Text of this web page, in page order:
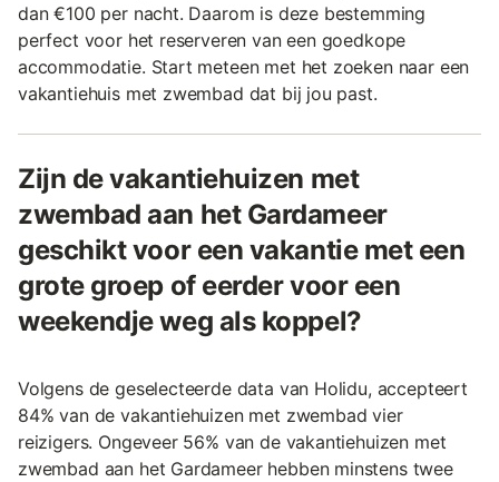
dan €100 per nacht. Daarom is deze bestemming
perfect voor het reserveren van een goedkope
accommodatie. Start meteen met het zoeken naar een
vakantiehuis met zwembad dat bij jou past.
Zijn de vakantiehuizen met
zwembad aan het Gardameer
geschikt voor een vakantie met een
grote groep of eerder voor een
weekendje weg als koppel?
Volgens de geselecteerde data van Holidu, accepteert
84% van de vakantiehuizen met zwembad vier
reizigers. Ongeveer 56% van de vakantiehuizen met
zwembad aan het Gardameer hebben minstens twee